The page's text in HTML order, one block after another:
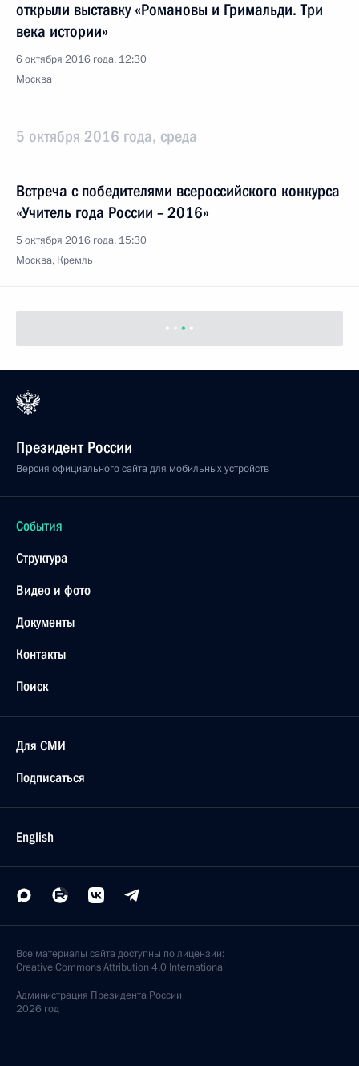
открыли выставку «Романовы и Гримальди. Три
века истории»
6 октября 2016 года, 12:30
Москва
5 октября 2016 года, среда
Встреча с победителями всероссийского конкурса
«Учитель года России – 2016»
5 октября 2016 года, 15:30
Москва, Кремль
Президент России
Версия официального сайта для мобильных устройств
События
Структура
Видео и фото
Документы
Контакты
Поиск
Для СМИ
Подписаться
English
Все материалы сайта доступны по лицензии:
Creative Commons Attribution 4.0 International
Администрация Президента России
2026 год